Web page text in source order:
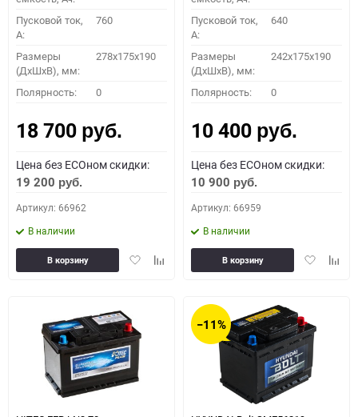
Пусковой ток,
A:
760
Размеры
(ДхШхВ), мм:
278x175x190
Полярность: 0
18 700 руб.
Цена без ECOном скидки:
19 200 руб.
Артикул: 66962
В наличии
ДобавитьДобавить
В корзину
Пусковой ток,
A:
640
Размеры
(ДхШхВ), мм:
242x175x190
Полярность: 0
10 400 руб.
Цена без ECOном скидки:
10 900 руб.
Артикул: 66959
В наличии
Добавить
В корзину
−11%